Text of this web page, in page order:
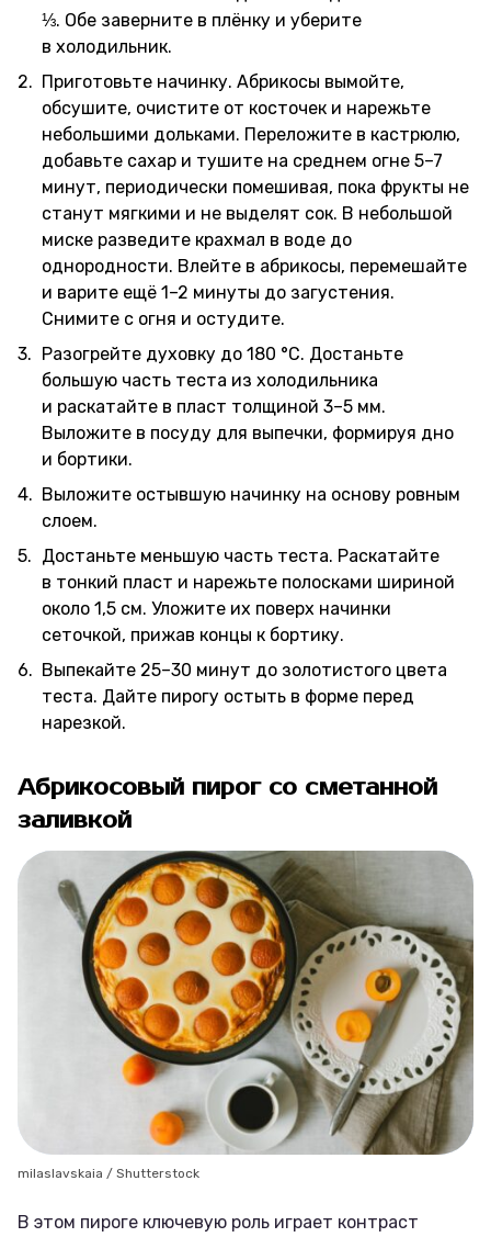
⅓. Обе заверните в плёнку и уберите
в холодильник.
Приготовьте начинку. Абрикосы вымойте,
обсушите, очистите от косточек и нарежьте
небольшими дольками. Переложите в кастрюлю,
добавьте сахар и тушите на среднем огне 5–7
минут, периодически помешивая, пока фрукты не
станут мягкими и не выделят сок. В небольшой
миске разведите крахмал в воде до
однородности. Влейте в абрикосы, перемешайте
и варите ещё 1–2 минуты до загустения.
Снимите с огня и остудите.
Разогрейте духовку до 180 °C. Достаньте
большую часть теста из холодильника
и раскатайте в пласт толщиной 3–5 мм.
Выложите в посуду для выпечки, формируя дно
и бортики.
Выложите остывшую начинку на основу ровным
слоем.
Достаньте меньшую часть теста. Раскатайте
в тонкий пласт и нарежьте полосками шириной
около 1,5 см. Уложите их поверх начинки
сеточкой, прижав концы к бортику.
Выпекайте 25–30 минут до золотистого цвета
теста. Дайте пирогу остыть в форме перед
нарезкой.
Абрикосовый пирог со сметанной
заливкой
milaslavskaia / Shutterstock
В этом пироге ключевую роль играет контраст